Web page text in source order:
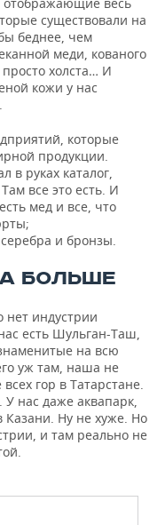
существовали на
беднее, чем
меди, кованого
холста… И
кожи у нас
которые
продукции.
в руках каталог,
все это есть. И
мед и все, что
и бронзы.
БОЛЬШЕ
нет индустрии
есть Шульган-Таш,
на всю
уж там, наша не
гор в Татарстане.
У нас даже аквапарк,
Казани. Ну не хуже. Но
и там реально не